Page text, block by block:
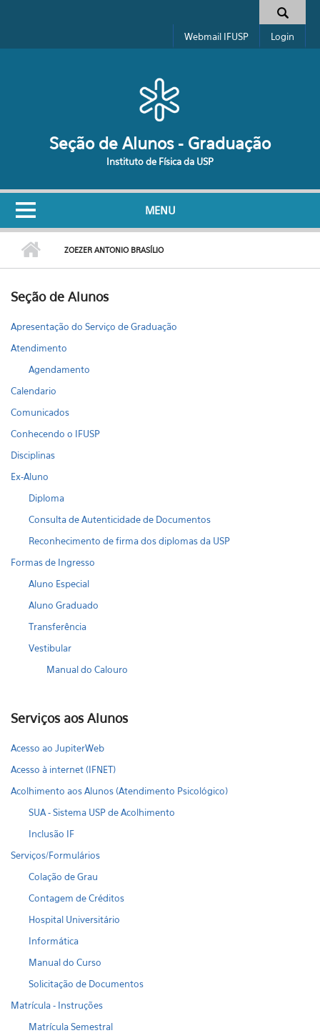
Formulário de busca
Webmail IFUSP Login
Seção de Alunos - Graduação
Instituto de Física da USP
MENU
ZOEZER ANTONIO BRASÍLIO
Seção de Alunos
Apresentação do Serviço de Graduação
Atendimento
Agendamento
Calendario
Comunicados
Conhecendo o IFUSP
Disciplinas
Ex-Aluno
Diploma
Consulta de Autenticidade de Documentos
Reconhecimento de firma dos diplomas da USP
Formas de Ingresso
Aluno Especial
Aluno Graduado
Transferência
Vestibular
Manual do Calouro
Serviços aos Alunos
Acesso ao JupiterWeb
Acesso à internet (IFNET)
Acolhimento aos Alunos (Atendimento Psicológico)
SUA - Sistema USP de Acolhimento
Inclusão IF
Serviços/Formulários
Colação de Grau
Contagem de Créditos
Hospital Universitário
Informática
Manual do Curso
Solicitação de Documentos
Matrícula - Instruções
Matrícula Semestral